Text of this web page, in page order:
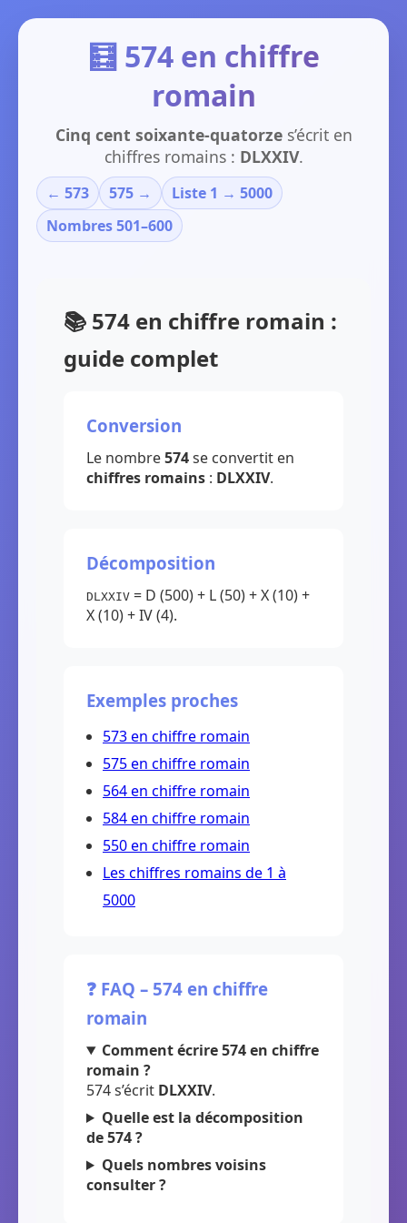
🧮 574 en chiffre
romain
Cinq cent soixante-quatorzes’écrit en
chiffres romains : DLXXIV.
← 573 575 →
Liste 1 → 5000
Nombres 501–600
📚 574 en chiffre romain :
guide complet
Conversion
Le nombre574se convertit en
chiffres romains : DLXXIV.
Décomposition
DLXXIV = D (500) + L (50) + X (10) +
X (10) + IV (4).
Exemples proches
573 en chiffre romain
575 en chiffre romain
564 en chiffre romain
584 en chiffre romain
550 en chiffre romain
Les chiffres romains de 1 à
5000
❓ FAQ – 574 en chiffre
romain
Comment écrire 574 en chiffre
romain ?
574 s’écrit DLXXIV.
Quelle est la décomposition
de 574 ?
Quels nombres voisins
consulter ?